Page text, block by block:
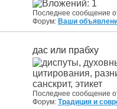
Форум: Ваши
дас или прабху
Форум: Традиция и